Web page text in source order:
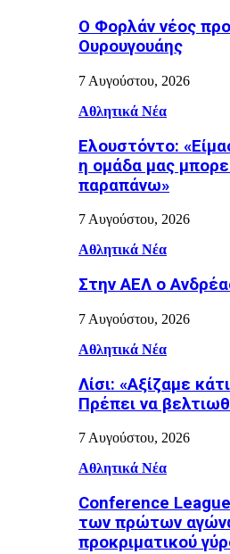
Ο Φορλάν νέος
Ουρουγουάης
7 Αυγούστου, 2026
Αθλητικά Νέα
Ελουστόντο:
η ομάδα μας
παραπάνω»
7 Αυγούστου, 2026
Αθλητικά Νέα
Στην ΑΕΛ ο
7 Αυγούστου, 2026
Αθλητικά Νέα
Λίσι: «Αξίζαμε
Πρέπει να
7 Αυγούστου, 2026
Αθλητικά Νέα
Conference
των πρώτων
προκριματικού